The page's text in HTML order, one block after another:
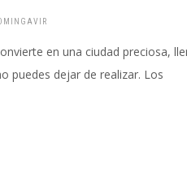
en una ciudad preciosa,
puedes dejar de realizar. Los